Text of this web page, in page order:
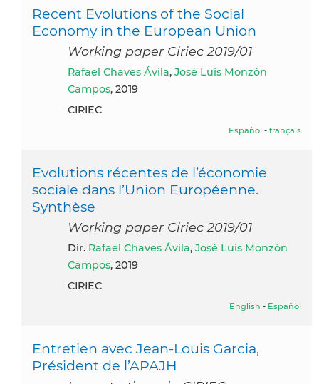
Recent Evolutions of the Social
Economy in the European Union
Working paper Ciriec 2019/01
Rafael Chaves Ávila, José Luis Monzón
Campos, 2019
CIRIEC
Español - français
Evolutions récentes de l’économie
sociale dans l’Union Européenne.
Synthèse
Working paper Ciriec 2019/01
dir. Rafael Chaves Ávila, José Luis Monzón
Campos, 2019
CIRIEC
English - Español
Entretien avec Jean-Louis Garcia,
Président de l’APAJH